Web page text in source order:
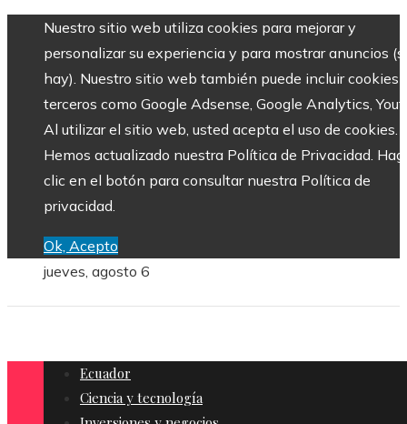
Nuestro sitio web utiliza cookies para mejorar y
personalizar su experiencia y para mostrar anuncios
hay). Nuestro sitio web también puede incluir cookies
terceros como Google Adsense, Google Analytics,
Al utilizar el sitio web, usted acepta el uso de cookies.
Hemos actualizado nuestra Política de Privacidad.
clic en el botón para consultar nuestra Política de
privacidad.
Ok, Acepto
jueves, agosto 6
Ecuador
Ciencia y tecnología